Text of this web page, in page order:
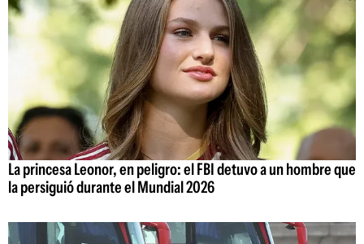
La princesa Leonor, en peligro: el FBI detuvo a un hombre que
la persiguió durante el Mundial 2026